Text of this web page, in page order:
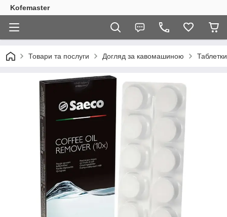
Kofemaster
Товари та послуги Догляд за кавомашиною